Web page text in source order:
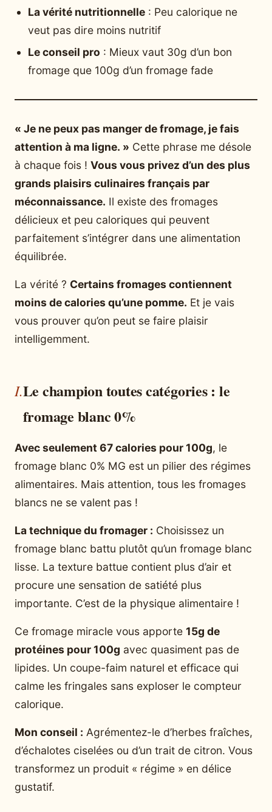
La vérité nutritionnelle : Peu calorique ne
veut pas dire moins nutritif
Le conseil pro : Mieux vaut 30g d’un bon
fromage que 100g d’un fromage fade
« Je ne peux pas manger de fromage, je fais
attention à ma ligne. » Cette phrase me désole
à chaque fois ! Vous vous privez d’un des plus
grands plaisirs culinaires français par
méconnaissance. Il existe des fromages
délicieux et peu caloriques qui peuvent
parfaitement s’intégrer dans une alimentation
équilibrée.
La vérité ? Certains fromages contiennent
moins de calories qu’une pomme. Et je vais
vous prouver qu’on peut se faire plaisir
intelligemment.
Le champion toutes catégories : le
fromage blanc 0%
Avec seulement 67 calories pour 100g, le
fromage blanc 0% MG est un pilier des régimes
alimentaires. Mais attention, tous les fromages
blancs ne se valent pas !
La technique du fromager : Choisissez un
fromage blanc battu plutôt qu’un fromage blanc
lisse. La texture battue contient plus d’air et
procure une sensation de satiété plus
importante. C’est de la physique alimentaire !
Ce fromage miracle vous apporte 15g de
protéines pour 100g avec quasiment pas de
lipides. Un coupe-faim naturel et efficace qui
calme les fringales sans exploser le compteur
calorique.
Mon conseil : Agrémentez-le d’herbes fraîches,
d’échalotes ciselées ou d’un trait de citron. Vous
transformez un produit « régime » en délice
gustatif.